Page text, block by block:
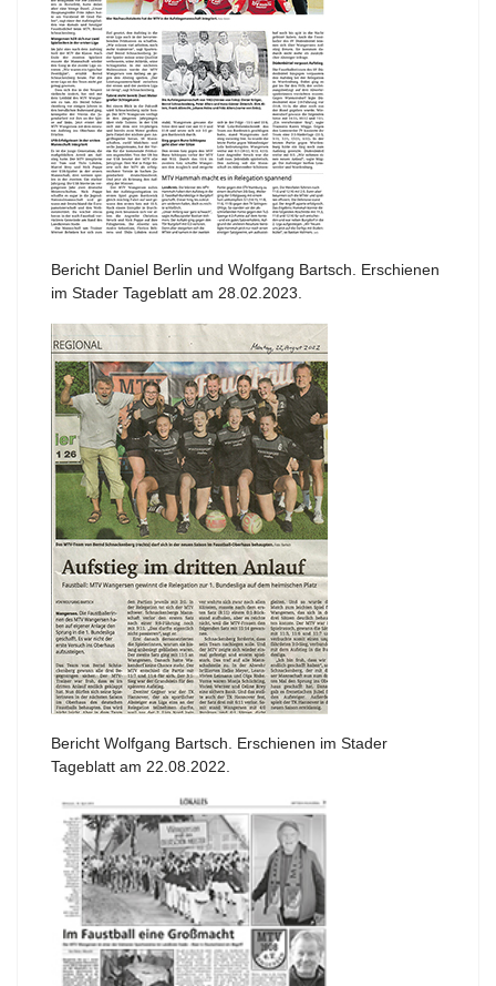
Bericht Daniel Berlin und Wolfgang Bartsch. Erschienen
im Stader Tageblatt am 28.02.2023.
Bericht Wolfgang Bartsch. Erschienen im Stader
Tageblatt am 22.08.2022.